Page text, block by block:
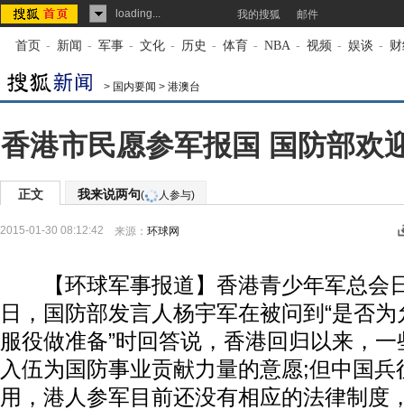
loading... 我的搜狐 邮件
首页 - 新闻 - 军事 - 文化 - 历史 - 体育 - NBA - 视频 - 娱谈 -
> 国内要闻 > 港澳台
香港市民愿参军报国 国防部欢
正文 我来说两句( 人参与)
2015-01-30 08:12:42 来源： 环球网
【环球军事报道】香港青少年军总会
日，国防部发言人杨宇军在被问到“是否
服役做准备”时回答说，香港回归以来，
入伍为国防事业贡献力量的意愿;但中国
用，港人参军目前还没有相应的法律制度